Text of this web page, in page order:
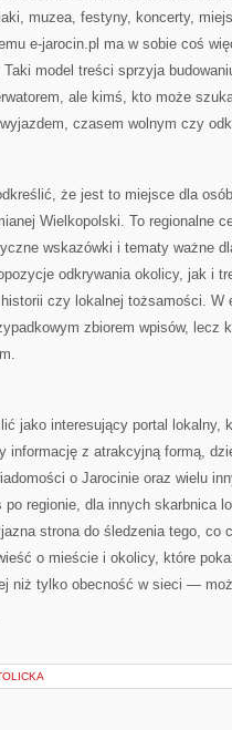
muzea, festyny, koncerty,
e-jarocin.pl ma w sobie coś
model treści sprzyja
ale kimś, kto może
czasem wolnym czy
że jest to miejsce dla
Wielkopolski. To regionalne
wskazówki i tematy ważne
odkrywania okolicy, jak i
czy lokalnej tożsamości. W
zbiorem wpisów, lecz
jako interesujący portal lokalny,
informację z atrakcyjną formą,
o Jarocinie oraz wielu
po regionie, dla innych skarbnica
strona do śledzenia tego, co
o mieście i okolicy, które
niż tylko obecność w sieci —